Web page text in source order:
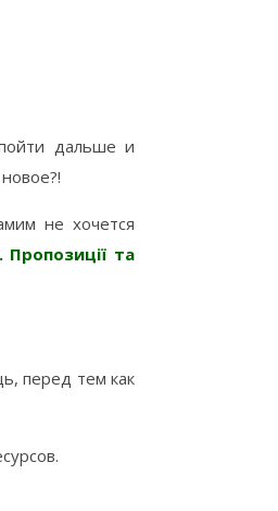
дальше и
не хочется
Пропозиції та
перед тем как